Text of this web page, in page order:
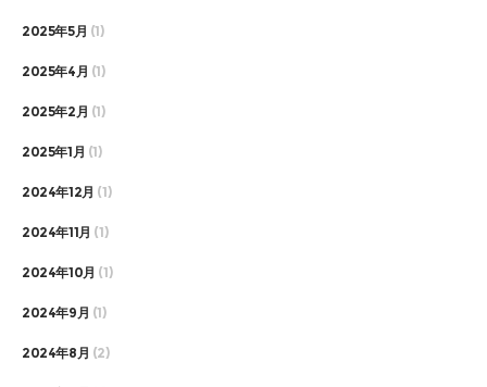
2025年5月 (1)
2025年4月 (1)
2025年2月 (1)
2025年1月 (1)
2024年12月 (1)
2024年11月 (1)
2024年10月 (1)
2024年9月 (1)
2024年8月 (2)